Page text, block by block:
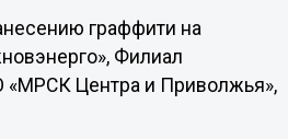
граффити на
Филиал
«МРСК Центра и Приволжья»,